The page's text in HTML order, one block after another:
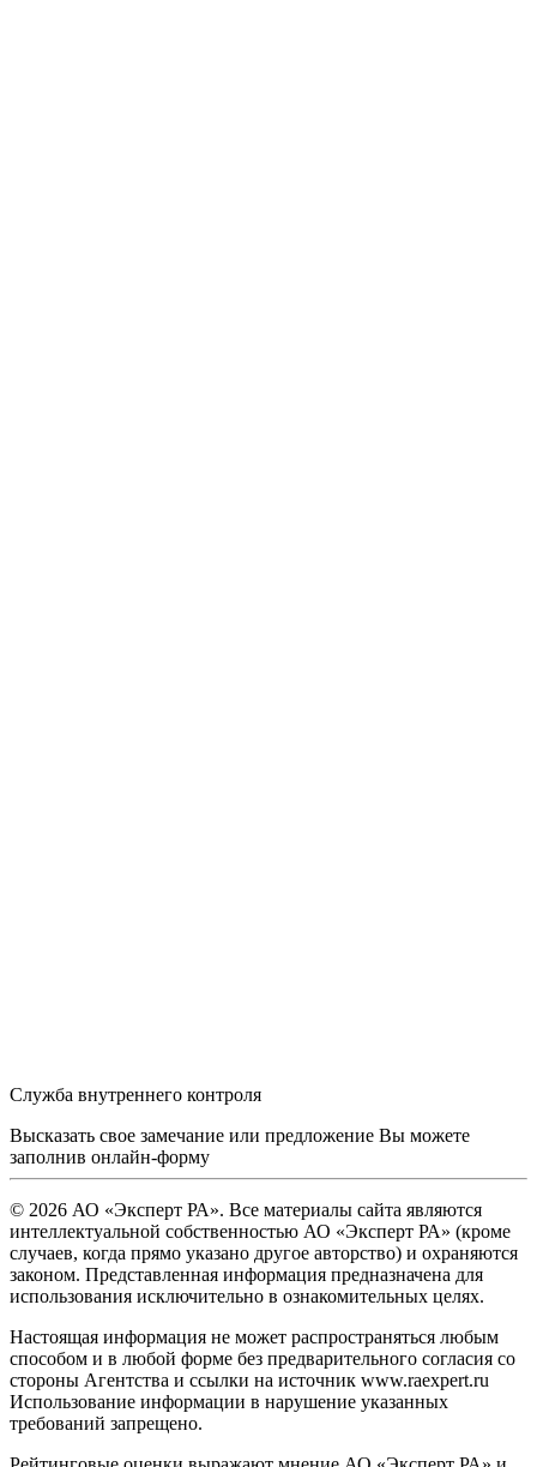
Служба внутреннего контроля
Высказать свое замечание или предложение Вы можете
заполнив онлайн-форму
© 2026 АО «Эксперт РА». Все материалы сайта являются
интеллектуальной собственностью АО «Эксперт РА» (кроме
случаев, когда прямо указано другое авторство) и охраняются
законом. Представленная информация предназначена для
использования исключительно в ознакомительных целях.
Настоящая информация не может распространяться любым
способом и в любой форме без предварительного согласия со
стороны Агентства и ссылки на источник www.raexpert.ru
Использование информации в нарушение указанных
требований запрещено.